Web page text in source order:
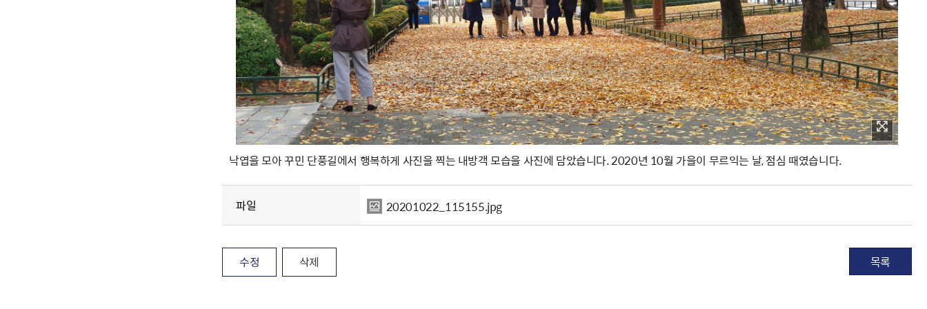
낙엽을 모아 꾸민 단풍길에서 행복하게 사진을 찍는 내방객 모습을 사진에 담았습니다. 2020년 10월 가을이 무르익는 날, 점심 때였습니다.
파일 20201022_115155.jpg
수정 삭제 목록